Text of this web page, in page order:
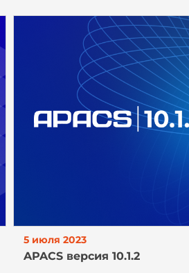
5 июля 2023
APACS версия 10.1.2